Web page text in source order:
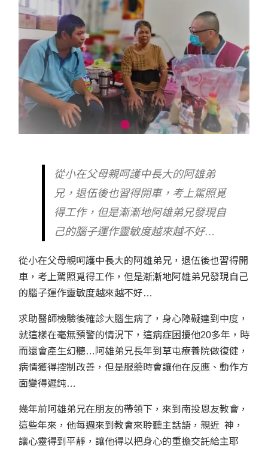
從小在父母親呵護中長大的阿雄弟
兄，退伍後也習得開車，考上駕照覓
得工作，但是漸漸地阿雄弟兄發現自
己的腦子運作靈敏度越來越不好…
從小在父母親呵護中長大的阿雄弟兄，退伍後也習得開
車，考上駕照覓得工作，但是漸漸地阿雄弟兄發現自己
的腦子運作靈敏度越來越不好…
求助醫師檢驗後確診大腦生病了，身心障礙達到中度，
就這樣在毫無預警的情況下，這病症困擾他20多年，時
而還會產生幻聽…阿雄弟兄長年到草屯療養院做復健，
病情獲得控制改善，但是服藥時會讓他在反應、動作方
面變得遲鈍…
幾年前阿雄弟兄在朋友的帶領下，來到南投恩友教會，
這些年來，他每週來到教會來聆聽主話語，親近 神，
讓心靈得到平靜，讓他得以把身心的重擔交託給主耶